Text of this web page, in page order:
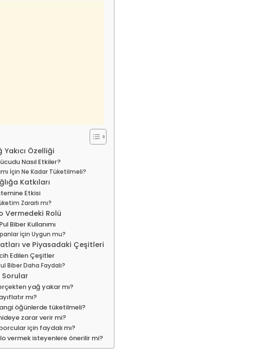
Özelliği
Nasıl Etkiler?
İçin Ne Kadar Tüketilmeli?
Katkıları
Etkisi
Zararlı mı?
Vermedeki Rolü
Biber Kullanımı
İçin Uygun mu?
ve Piyasadaki Çeşitleri
Edilen Çeşitler
Biber Daha Faydalı?
Sorular
yağ yakar mı?
mı?
öğünlerde tüketilmeli?
zarar verir mi?
için faydalı mı?
vermek isteyenlere önerilir mi?